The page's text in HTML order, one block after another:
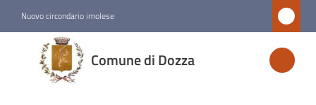
Nuovo circondario imolese
Comune di Dozza
Comune
di
Dozza